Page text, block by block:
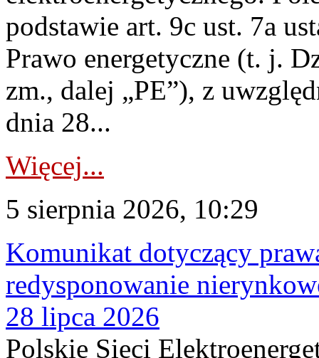
podstawie art. 9c ust. 7a
Prawo energetyczne (t. j.
zm., dalej „PE”), z
dnia 28...
Więcej...
5 sierpnia 2026, 10:29
Komunikat dotyczący
redysponowanie
28 lipca 2026
Polskie Sieci